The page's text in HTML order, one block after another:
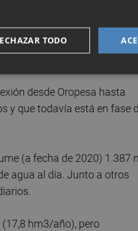
uno de los principales
Acuamed el convenio
desalada solo es posible
desde Oropesa hasta
y que todavía está en fase
(a fecha de 2020) 1.387
agua al día. Junto a otros
hm3/año), pero
TODO